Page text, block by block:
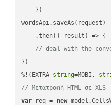
    })
wordsApi.saveAs(request)
    .then(
( _result ) => {
// deal with the
})
%!(EXTRA string=MOBI,
// Μετατροπή HTML σε XLS
var req = new